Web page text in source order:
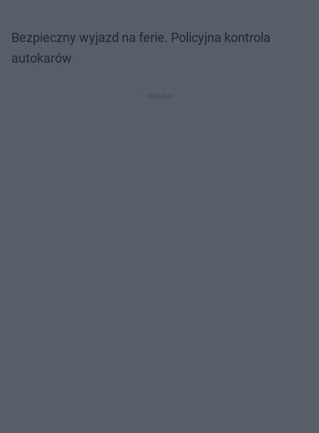
Bezpieczny wyjazd na ferie. Policyjna kontrola
autokarów